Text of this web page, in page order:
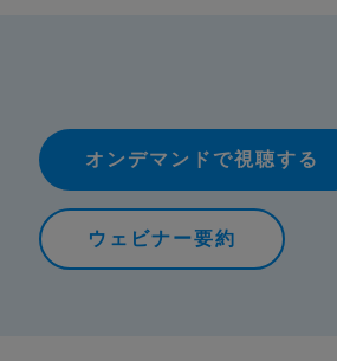
オンデマンドで視聴する
ウェビナー要約